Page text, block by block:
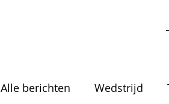
Alle berichten Wedstrijd